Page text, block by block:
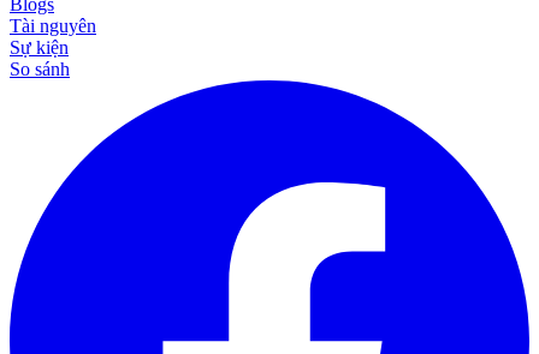
Blogs
Tài nguyên
Sự kiện
So sánh